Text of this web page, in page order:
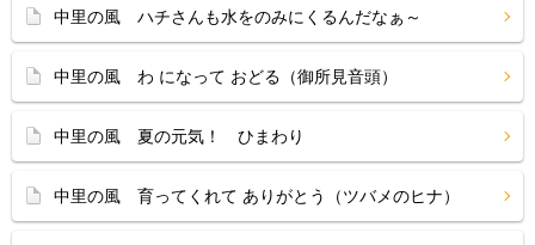
中里の風 ハチさんも水をのみにくるんだなぁ～
中里の風 わ になって おどる（御所見音頭）
中里の風 夏の元気！ ひまわり
中里の風 育ってくれて ありがとう（ツバメのヒナ）